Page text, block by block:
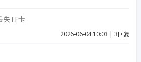
失TF卡
2026-06-04 10:03 | 3回复